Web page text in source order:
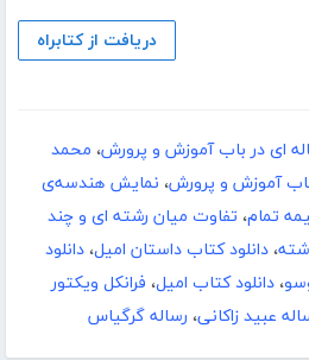
دریافت از کتابراه
ای در باب آموزش و پرورش، محمد
آموزش و پرورش، نمایش هندسه‌ی
تمام، تفاوت میان رشته ای و چند
، دانلود کتاب داستان امیل، دانلود
، دانلود کتاب امیل، فرانکل ویکتور
عبید زاکانی، رساله گرگیاس